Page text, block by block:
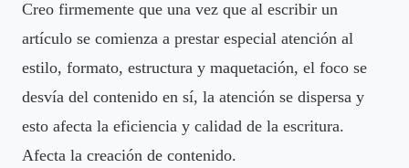
Creo firmemente que una vez que al escribir un
artículo se comienza a prestar especial atención al
estilo, formato, estructura y maquetación, el foco se
desvía del contenido en sí, la atención se dispersa y
esto afecta la eficiencia y calidad de la escritura.
Afecta la creación de contenido.